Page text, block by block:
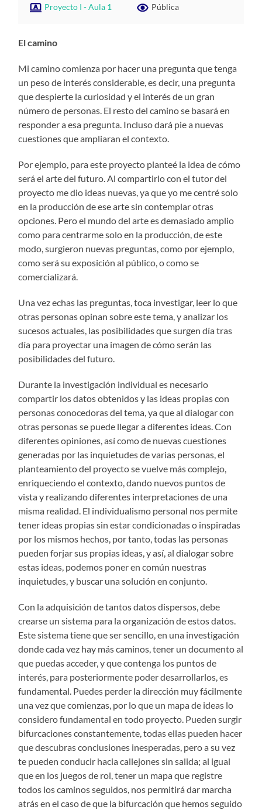
Proyecto I - Aula 1 Pública
El camino
Mi camino comienza por hacer una pregunta que tenga
un peso de interés considerable, es decir, una pregunta
que despierte la curiosidad y el interés de un gran
número de personas. El resto del camino se basará en
responder a esa pregunta. Incluso dará pie a nuevas
cuestiones que ampliaran el contexto.
Por ejemplo, para este proyecto planteé la idea de cómo
será el arte del futuro. Al compartirlo con el tutor del
proyecto me dio ideas nuevas, ya que yo me centré solo
en la producción de ese arte sin contemplar otras
opciones. Pero el mundo del arte es demasiado amplio
como para centrarme solo en la producción, de este
modo, surgieron nuevas preguntas, como por ejemplo,
como será su exposición al público, o como se
comercializará.
Una vez echas las preguntas, toca investigar, leer lo que
otras personas opinan sobre este tema, y analizar los
sucesos actuales, las posibilidades que surgen día tras
día para proyectar una imagen de cómo serán las
posibilidades del futuro.
Durante la investigación individual es necesario
compartir los datos obtenidos y las ideas propias con
personas conocedoras del tema, ya que al dialogar con
otras personas se puede llegar a diferentes ideas. Con
diferentes opiniones, así como de nuevas cuestiones
generadas por las inquietudes de varias personas, el
planteamiento del proyecto se vuelve más complejo,
enriqueciendo el contexto, dando nuevos puntos de
vista y realizando diferentes interpretaciones de una
misma realidad. El individualismo personal nos permite
tener ideas propias sin estar condicionadas o inspiradas
por los mismos hechos, por tanto, todas las personas
pueden forjar sus propias ideas, y así, al dialogar sobre
estas ideas, podemos poner en común nuestras
inquietudes, y buscar una solución en conjunto.
Con la adquisición de tantos datos dispersos, debe
crearse un sistema para la organización de estos datos.
Este sistema tiene que ser sencillo, en una investigación
donde cada vez hay más caminos, tener un documento al
que puedas acceder, y que contenga los puntos de
interés, para posteriormente poder desarrollarlos, es
fundamental. Puedes perder la dirección muy fácilmente
una vez que comienzas, por lo que un mapa de ideas lo
considero fundamental en todo proyecto. Pueden surgir
bifurcaciones constantemente, todas ellas pueden hacer
que descubras conclusiones inesperadas, pero a su vez
te pueden conducir hacia callejones sin salida; al igual
que en los juegos de rol, tener un mapa que registre
todos los caminos seguidos, nos permitirá dar marcha
atrás en el caso de que la bifurcación que hemos seguido